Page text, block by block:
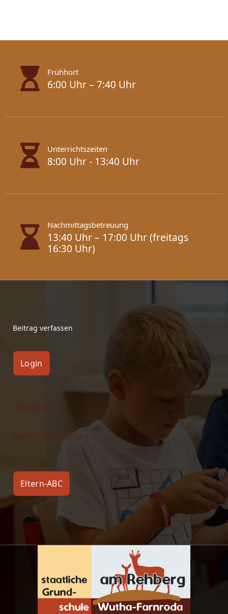
Frühhort
6:00 Uhr – 7:40 Uhr
Unterrichtszeiten
8:00 Uhr - 13:40 Uhr
Nachmittagsbetreuung
13:40 Uhr – 17:00 Uhr (freitags
16:30 Uhr)
Beitrag verfassen
Login
Impressum
Datenschutzerklärung
Eltern-ABC